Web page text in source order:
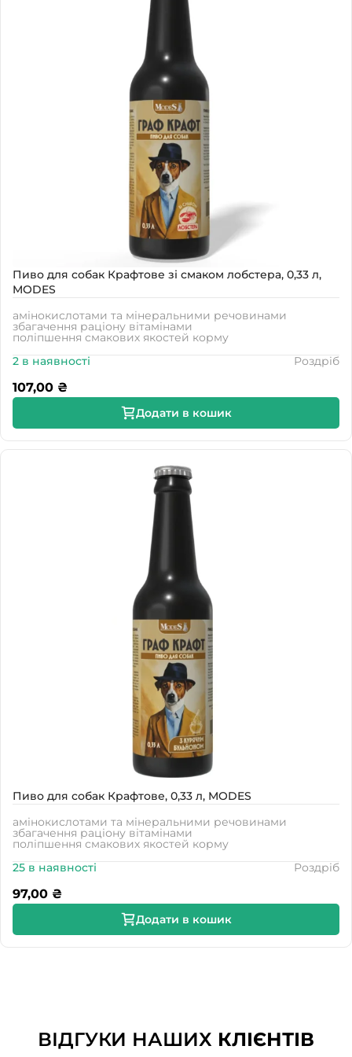
Пиво для собак Крафтове зі смаком лобстера, 0,33 л,
MODES
амінокислотами та мінеральними речовинами
збагачення раціону вітамінами
поліпшення смакових якостей корму
2 в наявності
Роздріб
107,00 ₴
Додати в кошик
Пиво для собак Крафтове, 0,33 л, MODES
амінокислотами та мінеральними речовинами
збагачення раціону вітамінами
поліпшення смакових якостей корму
25 в наявності
Роздріб
97,00 ₴
Додати в кошик
ВІДГУКИ НАШИХ КЛІЄНТІВ